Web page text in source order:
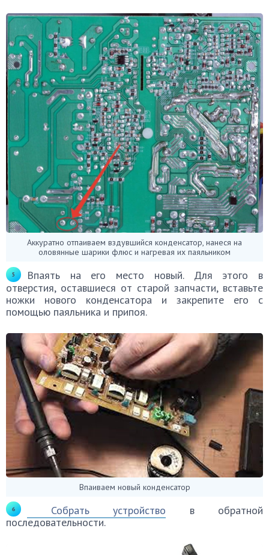
Аккуратно отпаиваем вздувшийся конденсатор, нанеся на
оловянные шарики флюс и нагревая их паяльником
Впаять на его место новый. Для этого в
отверстия, оставшиеся от старой запчасти, вставьте
ножки нового конденсатора и закрепите его с
помощью паяльника и припоя.
Впаиваем новый конденсатор
Собрать устройство в обратной
последовательности.